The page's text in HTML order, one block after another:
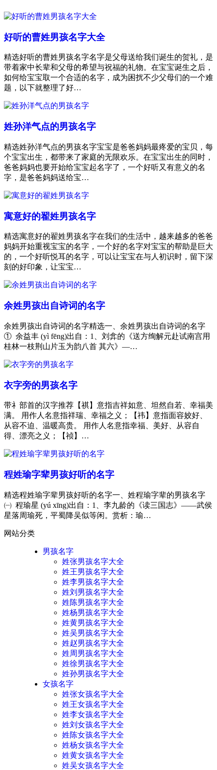
好听的曹姓男孩名字大全
精选好听的曹姓男孩名字名字是父母送给我们诞生的贺礼，是
带着家中长辈和父母的希望与祝福的礼物。在宝宝诞生之后，
如何给宝宝取一个合适的名字，成为困扰不少父母们的一个难
题，以下就整理了好…
姓孙洋气点的男孩名字
精选姓孙洋气点的男孩名字宝宝是爸爸妈妈最疼爱的宝贝，每
个宝宝出生，都带来了家庭的无限欢乐。在宝宝出生的同时，
爸爸妈妈也要开始给宝宝起名字了，一个好听又有意义的名
字，是爸爸妈妈送给宝…
寓意好的翟姓男孩名字
精选寓意好的翟姓男孩名字在我们的生活中，越来越多的爸爸
妈妈开始重视宝宝的名字，一个好的名字对宝宝的帮助是巨大
的，一个好听悦耳的名字，可以让宝宝在与人初识时，留下深
刻的好印象，让宝宝…
余姓男孩出自诗词的名字
余姓男孩出自诗词的名字精选一、余姓男孩出自诗词的名字
① 余益丰 (yì fēng)出自：1、刘弇的《送方绚解元赴试南宫用
桂林一枝荆山片玉为韵八首 其六》—…
衣字旁的男孩名字
带礻部首的汉字推荐【祺】意指吉祥如意、坦然自若、幸福美
满。 用作人名意指祥瑞、幸福之义；【祎】意指面容姣好、
从容不迫、温暖高贵。 用作人名意指幸福、美好、从容自
得、漂亮之义；【祯】…
程姓瑜字辈男孩好听的名字
精选程姓瑜字辈男孩好听的名字一、姓程瑜字辈的男孩名字
㈠ 程瑜星 (yú xīng)出自：1、李九龄的《读三国志》——武侯
星落周瑜死，平蜀降吴似等闲。赏析：瑜…
网站分类
男孩名字
姓张男孩名字大全
姓王男孩名字大全
姓李男孩名字大全
姓刘男孩名字大全
姓陈男孩名字大全
姓杨男孩名字大全
姓黄男孩名字大全
姓吴男孩名字大全
姓赵男孩名字大全
姓周男孩名字大全
姓徐男孩名字大全
姓孙男孩名字大全
女孩名字
姓张女孩名字大全
姓王女孩名字大全
姓李女孩名字大全
姓刘女孩名字大全
姓陈女孩名字大全
姓杨女孩名字大全
姓黄女孩名字大全
姓吴女孩名字大全